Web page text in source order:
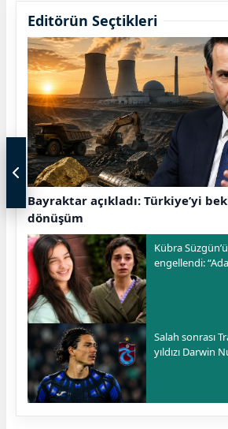
Editörün Seçtikleri
Bayraktar açıkladı: Türkiye’yi
dönüşüm
Kübra
engellendi:
Salah sonrası
yıldızı Darwin